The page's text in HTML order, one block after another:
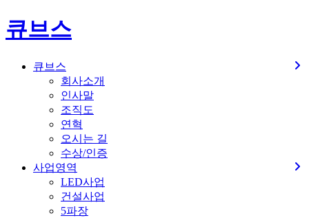
큐브스
큐브스
회사소개
인사말
조직도
연혁
오시는 길
수상/인증
사업영역
LED사업
건설사업
5파장